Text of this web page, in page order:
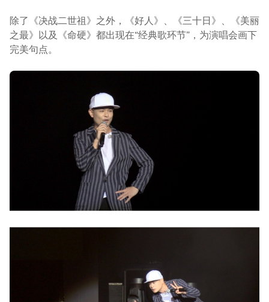
除了《决战二世祖》之外，《好人》、《三十日》、《美丽
之最》以及《命硬》都出现在“经典歌环节”，为演唱会画下
完美句点。